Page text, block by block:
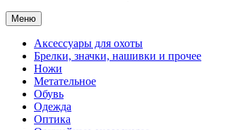
Меню
Аксессуары для охоты
Брелки, значки, нашивки и прочее
Ножи
Метательное
Обувь
Одежда
Оптика